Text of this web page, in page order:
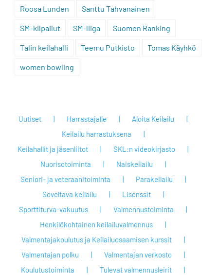
Roosa Lunden Santtu Tahvanainen
SM-kilpailut SM-liiga Suomen Ranking
Talin keilahalli Teemu Putkisto Tomas Käyhkö
women bowling
Uutiset Harrastajalle
Aloita Keilailu
Keilailu harrastuksena
Keilahallit ja jäsenliitot
SKL:n videokirjasto
Nuorisotoiminta
Naiskeilailu
Seniori- ja veteraanitoiminta
Parakeilailu
Soveltava keilailu
Lisenssit
Sporttiturva-vakuutus
Valmennustoiminta
Henkilökohtainen keilailuvalmennus
Valmentajakoulutus ja Keilailuosaamisen kurssit
Valmentajan polku
Valmentajan verkosto
Koulutustoiminta
Tulevat valmennusleirit